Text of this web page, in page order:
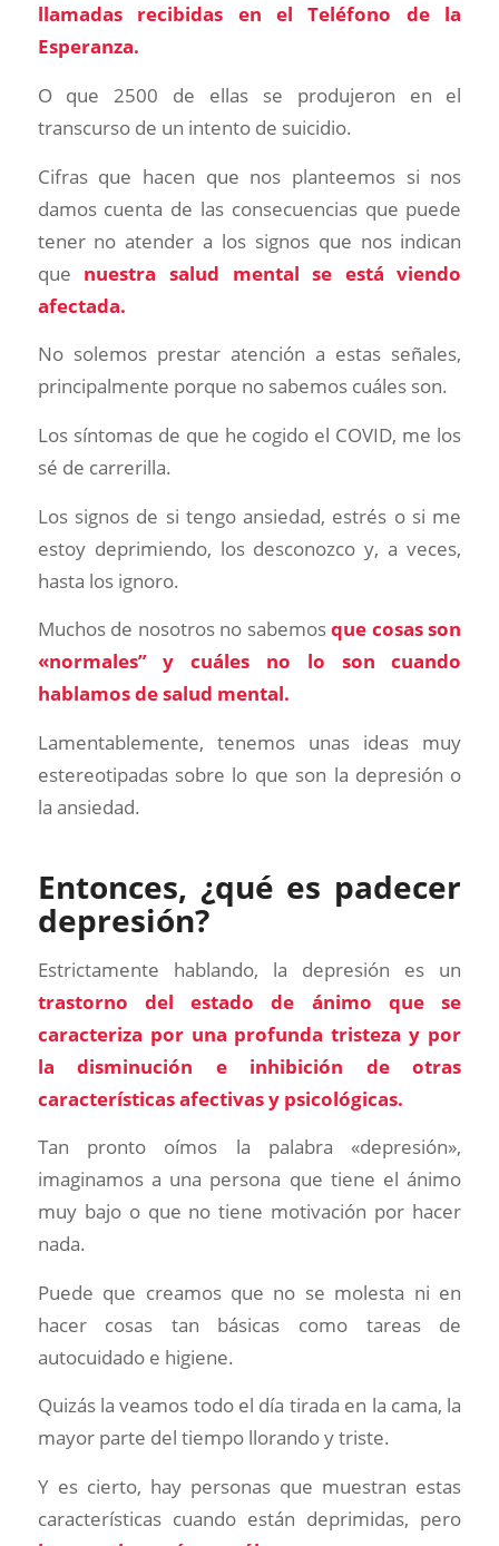
llamadas recibidas en el Teléfono de la
Esperanza.
O que 2500 de ellas se produjeron en el
transcurso de un intento de suicidio.
Cifras que hacen que nos planteemos si nos
damos cuenta de las consecuencias que puede
tener no atender a los signos que nos indican
que nuestra salud mental se está viendo
afectada.
No solemos prestar atención a estas señales,
principalmente porque no sabemos cuáles son.
Los síntomas de que he cogido el COVID, me los
sé de carrerilla.
Los signos de si tengo ansiedad, estrés o si me
estoy deprimiendo, los desconozco y, a veces,
hasta los ignoro.
Muchos de nosotros no sabemosque cosas son
«normales” y cuáles no lo son cuando
hablamos de salud mental.
Lamentablemente, tenemos unas ideas muy
estereotipadas sobre lo que son la depresión o
la ansiedad.
Entonces, ¿qué es padecer
depresión?
Estrictamente hablando, la depresión es un
trastorno del estado de ánimo que se
caracteriza por una profunda tristeza y por
la disminución e inhibición de otras
características afectivas y psicológicas.
Tan pronto oímos la palabra «depresión»,
imaginamos a una persona que tiene el ánimo
muy bajo o que no tiene motivación por hacer
nada.
Puede que creamos que no se molesta ni en
hacer cosas tan básicas como tareas de
autocuidado e higiene.
Quizás la veamos todo el día tirada en la cama, la
mayor parte del tiempo llorando y triste.
Y es cierto, hay personas que muestran estas
características cuando están deprimidas, pero